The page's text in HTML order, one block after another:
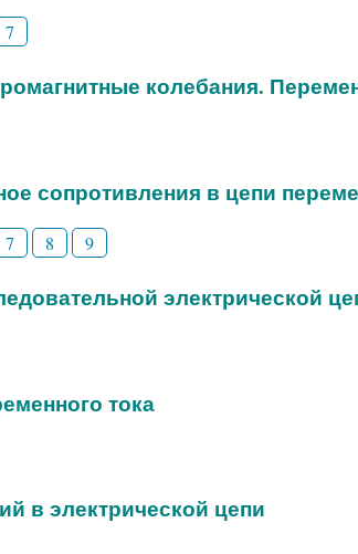
7
колебания.
сопротивления в цепи
7 8 9
электрической
тока
в электрической цепи